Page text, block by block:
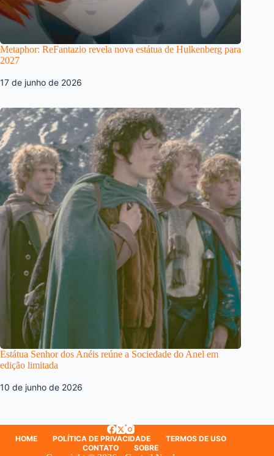
Metaphor: ReFantazio revela nova estátua de Hulkenberg para
2027
17 de junho de 2026
Estátua Senhor dos Anéis reúne a Sociedade do Anel em
edição limitada
10 de junho de 2026
HOME POLÍTICA DE PRIVACIDADE
TERMOS DE USO
CONTATO
SOBRE